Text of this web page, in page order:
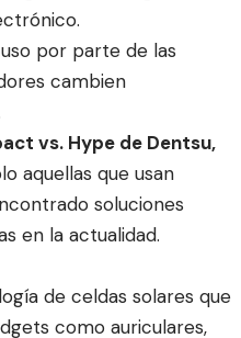
por parte de las
cambien
vs. Hype de Dentsu,
aquellas que usan
soluciones
en la actualidad.
de celdas solares que
como auriculares,